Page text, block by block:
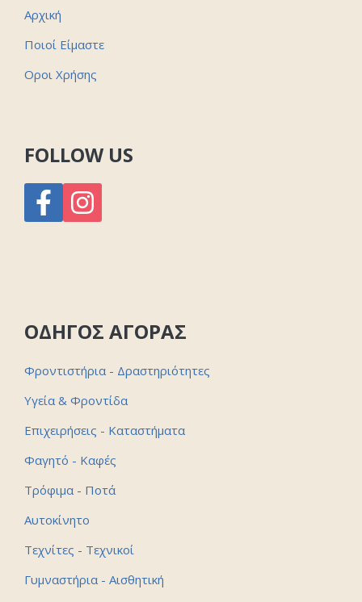
Αρχική
Ποιοί Είμαστε
Οροι Χρήσης
FOLLOW US
ΟΔΗΓΟΣ ΑΓΟΡΑΣ
Φροντιστήρια - Δραστηριότητες
Υγεία & Φροντίδα
Επιχειρήσεις - Καταστήματα
Φαγητό - Καφές
Τρόφιμα - Ποτά
Αυτοκίνητο
Τεχνίτες - Τεχνικοί
Γυμναστήρια - Αισθητική